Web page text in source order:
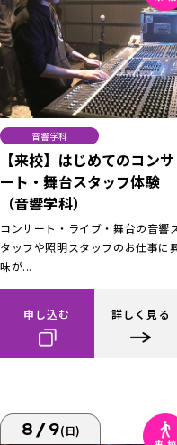
音響学科
【来校】はじめてのコンサ
ート・舞台スタッフ体験
（音響学科）
コンサート・ライブ・舞台の音響
タッフや照明スタッフのお仕事に
味が...
申し込む 詳しく見る
8/9(日)